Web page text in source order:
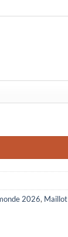
2026, Maillot